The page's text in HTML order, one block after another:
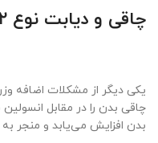
چاقی و دیابت نوع ۲ در نوجوانان
یکی دیگر از مشکلات اضافه
چاقی بدن را در مقابل
بدن افزایش می‌یابد و منجر به